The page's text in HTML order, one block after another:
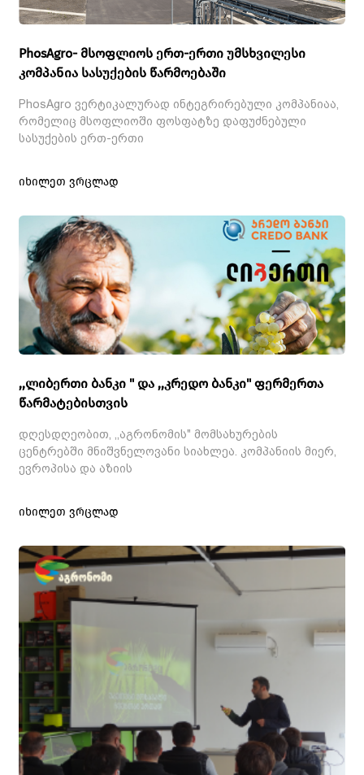
PhosAgro- მსოფლიოს ერთ-ერთი უმსხვილესი
კომპანია სასუქების წარმოებაში
PhosAgro ვერტიკალურად ინტეგრირებული კომპანიაა,
რომელიც მსოფლიოში ფოსფატზე დაფუძნებული
სასუქების ერთ-ერთი
იხილეთ ვრცლად
,,ლიბერთი ბანკი " და ,,კრედო ბანკი" ფერმერთა
წარმატებისთვის
დღესდღეობით, ,,აგრონომის" მომსახურების
ცენტრებში მნიშვნელოვანი სიახლეა. კომპანიის მიერ,
ევროპისა და აზიის
იხილეთ ვრცლად